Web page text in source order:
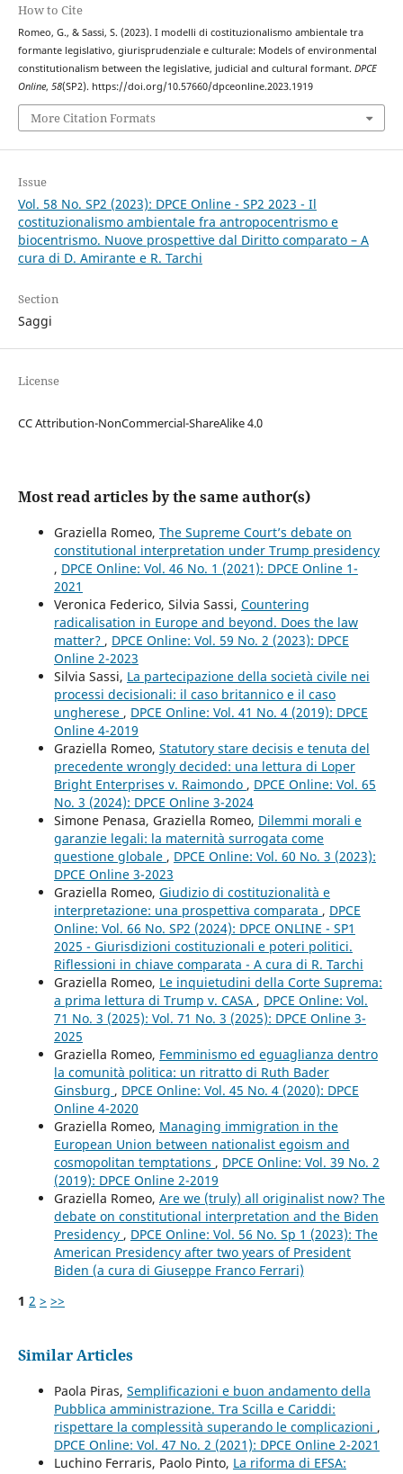
How to Cite
Romeo, G., & Sassi, S. (2023). I modelli di costituzionalismo ambientale tra
formante legislativo, giurisprudenziale e culturale: Models of environmental
constitutionalism between the legislative, judicial and cultural formant. DPCE
Online, 58(SP2). https://doi.org/10.57660/dpceonline.2023.1919
More Citation Formats
Issue
Vol. 58 No. SP2 (2023): DPCE Online - SP2 2023 - Il
costituzionalismo ambientale fra antropocentrismo e
biocentrismo. Nuove prospettive dal Diritto comparato – A
cura di D. Amirante e R. Tarchi
Section
Saggi
License
CC Attribution-NonCommercial-ShareAlike 4.0
Most read articles by the same author(s)
Graziella Romeo, The Supreme Court’s debate on
constitutional interpretation under Trump presidency
, DPCE Online: Vol. 46 No. 1 (2021): DPCE Online 1-
2021
Veronica Federico, Silvia Sassi, Countering
radicalisation in Europe and beyond. Does the law
matter? , DPCE Online: Vol. 59 No. 2 (2023): DPCE
Online 2-2023
Silvia Sassi, La partecipazione della società civile nei
processi decisionali: il caso britannico e il caso
ungherese , DPCE Online: Vol. 41 No. 4 (2019): DPCE
Online 4-2019
Graziella Romeo, Statutory stare decisis e tenuta del
precedente wrongly decided: una lettura di Loper
Bright Enterprises v. Raimondo , DPCE Online: Vol. 65
No. 3 (2024): DPCE Online 3-2024
Simone Penasa, Graziella Romeo, Dilemmi morali e
garanzie legali: la maternità surrogata come
questione globale , DPCE Online: Vol. 60 No. 3 (2023):
DPCE Online 3-2023
Graziella Romeo, Giudizio di costituzionalità e
interpretazione: una prospettiva comparata , DPCE
Online: Vol. 66 No. SP2 (2024): DPCE ONLINE - SP1
2025 - Giurisdizioni costituzionali e poteri politici.
Riflessioni in chiave comparata - A cura di R. Tarchi
Graziella Romeo, Le inquietudini della Corte Suprema:
a prima lettura di Trump v. CASA , DPCE Online: Vol.
71 No. 3 (2025): Vol. 71 No. 3 (2025): DPCE Online 3-
2025
Graziella Romeo, Femminismo ed eguaglianza dentro
la comunità politica: un ritratto di Ruth Bader
Ginsburg , DPCE Online: Vol. 45 No. 4 (2020): DPCE
Online 4-2020
Graziella Romeo, Managing immigration in the
European Union between nationalist egoism and
cosmopolitan temptations , DPCE Online: Vol. 39 No. 2
(2019): DPCE Online 2-2019
Graziella Romeo, Are we (truly) all originalist now? The
debate on constitutional interpretation and the Biden
Presidency , DPCE Online: Vol. 56 No. Sp 1 (2023): The
American Presidency after two years of President
Biden (a cura di Giuseppe Franco Ferrari)
1 2 > >>
Similar Articles
Paola Piras, Semplificazioni e buon andamento della
Pubblica amministrazione. Tra Scilla e Cariddi:
rispettare la complessità superando le complicazioni ,
DPCE Online: Vol. 47 No. 2 (2021): DPCE Online 2-2021
Luchino Ferraris, Paolo Pinto, La riforma di EFSA: